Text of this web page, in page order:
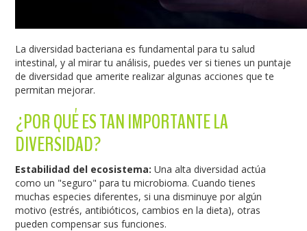
La diversidad bacteriana es fundamental para tu salud
intestinal, y al mirar tu análisis, puedes ver si tienes un puntaje
de diversidad que amerite realizar algunas acciones que te
permitan mejorar.
¿POR QUÉ ES TAN IMPORTANTE LA
DIVERSIDAD?
Estabilidad del ecosistema: Una alta diversidad actúa
como un "seguro" para tu microbioma. Cuando tienes
muchas especies diferentes, si una disminuye por algún
motivo (estrés, antibióticos, cambios en la dieta), otras
pueden compensar sus funciones.